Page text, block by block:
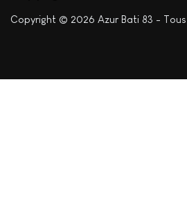
Copyright © 2026 Azur Bati 83 -